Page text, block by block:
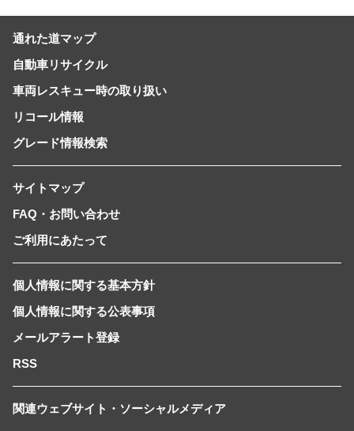
通れた道マップ
自動車リサイクル
車両レスキュー時の取り扱い
リコール情報
グレード情報検索
サイトマップ
FAQ・お問い合わせ
ご利用にあたって
個人情報に関する基本方針
個人情報に関する公表事項
メールアラート登録
RSS
関連ウェブサイト・ソーシャルメディア